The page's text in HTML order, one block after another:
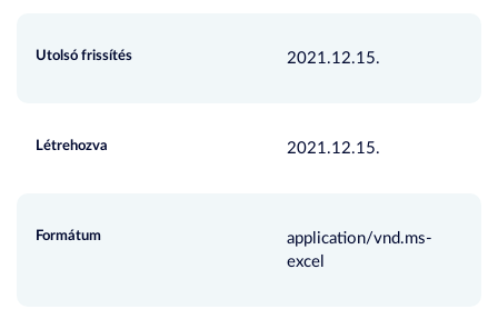
Utolsó frissítés 2021.12.15.
Létrehozva 2021.12.15.
Formátum
application/vnd.ms-
excel